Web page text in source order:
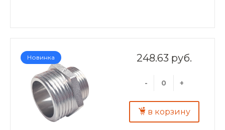
Новинка 248.63 руб.
- +
в корзину